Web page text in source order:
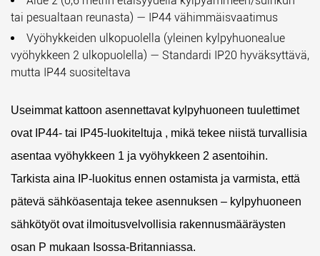
tai pesualtaan reunasta) — IP44 vähimmäisvaatimus
Vyöhykkeiden ulkopuolella (yleinen kylpyhuonealue
vyöhykkeen 2 ulkopuolella) — Standardi IP20 hyväksyttävä,
mutta IP44 suositeltava
Useimmat kattoon asennettavat kylpyhuoneen tuulettimet
ovat IP44- tai IP45-luokiteltuja , mikä tekee niistä turvallisia
asentaa vyöhykkeen 1 ja vyöhykkeen 2 asentoihin.
Tarkista aina IP-luokitus ennen ostamista ja varmista, että
pätevä sähköasentaja tekee asennuksen – kylpyhuoneen
sähkötyöt ovat ilmoitusvelvollisia rakennusmääräysten
osan P mukaan Isossa-Britanniassa.